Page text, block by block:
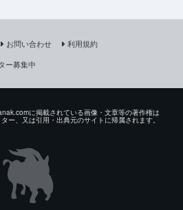
お問い合わせ
利用規約
ー募集中
に掲載されている画像・文章等の著作権は
ー、又は引用・出典元のサイトに帰属されます。